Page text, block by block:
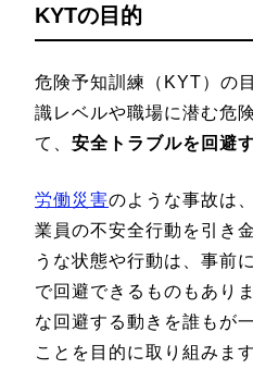
KYTの目的
危険予知訓練（KYT）の
識レベルや職場に潜む危
て、 安全トラブルを回避
労働災害のような事故は
業員の不安全行動を引き
うな状態や行動は、事前
で回避できるものもあり
な回避する動きを誰もが
ことを目的に取り組みます